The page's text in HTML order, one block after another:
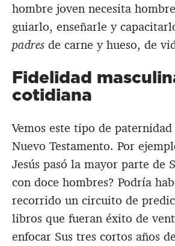
hombre joven necesita
guiarlo, enseñarle y
padres de carne y hueso, de
Fidelidad
cotidiana
Vemos este tipo de
Nuevo Testamento. Por
Jesús pasó la mayor parte de
con doce hombres? Podría
recorrido un circuito de
libros que fueran éxito de
enfocar Sus tres cortos años